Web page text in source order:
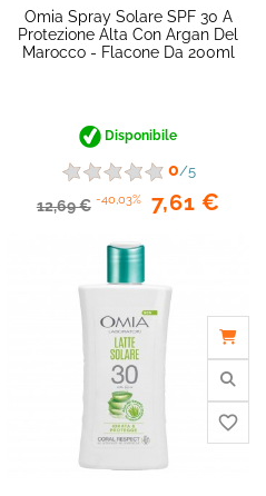
Omia Spray Solare SPF 30 A
Protezione Alta Con Argan Del
Marocco - Flacone Da 200ml
Disponibile
0/5
12,69 € -40,03% 7,61 €